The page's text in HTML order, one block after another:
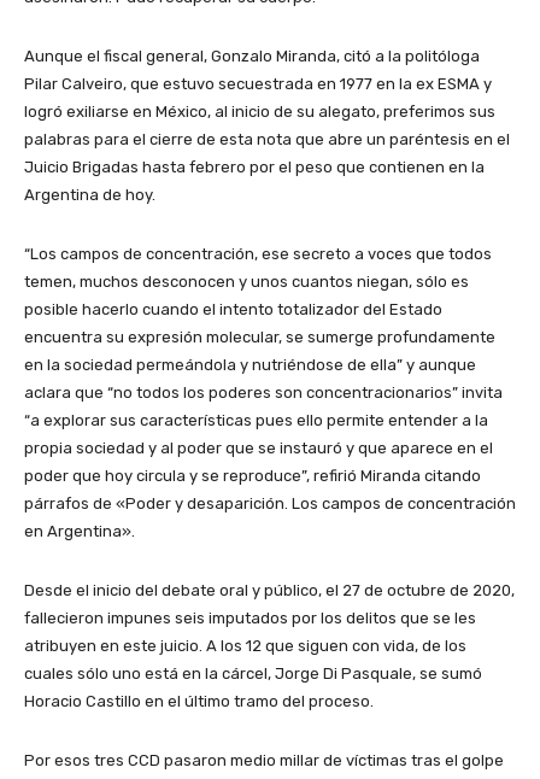
Aunque el fiscal general, Gonzalo Miranda, citó a la politóloga
Pilar Calveiro, que estuvo secuestrada en 1977 en la ex ESMA y
logró exiliarse en México, al inicio de su alegato, preferimos sus
palabras para el cierre de esta nota que abre un paréntesis en el
Juicio Brigadas hasta febrero por el peso que contienen en la
Argentina de hoy.
“Los campos de concentración, ese secreto a voces que todos
temen, muchos desconocen y unos cuantos niegan, sólo es
posible hacerlo cuando el intento totalizador del Estado
encuentra su expresión molecular, se sumerge profundamente
en la sociedad permeándola y nutriéndose de ella” y aunque
aclara que “no todos los poderes son concentracionarios” invita
“a explorar sus características pues ello permite entender a la
propia sociedad y al poder que se instauró y que aparece en el
poder que hoy circula y se reproduce”, refirió Miranda citando
párrafos de «Poder y desaparición. Los campos de concentración
en Argentina».
Desde el inicio del debate oral y público, el 27 de octubre de 2020,
fallecieron impunes seis imputados por los delitos que se les
atribuyen en este juicio. A los 12 que siguen con vida, de los
cuales sólo uno está en la cárcel, Jorge Di Pasquale, se sumó
Horacio Castillo en el último tramo del proceso.
Por esos tres CCD pasaron medio millar de víctimas tras el golpe